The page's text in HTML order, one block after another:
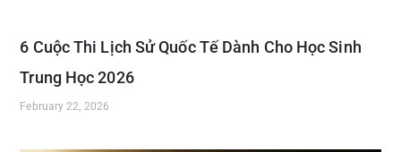
6 Cuộc Thi Lịch Sử Quốc Tế Dành Cho Học Sinh
Trung Học 2026
February 22, 2026